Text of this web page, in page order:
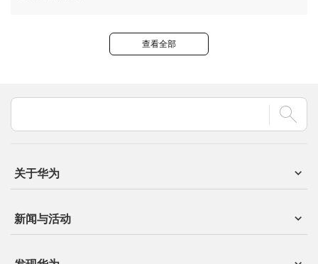
查看全部
关于华为
新闻与活动